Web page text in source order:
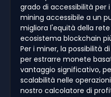
grado di accessibilità per
mining accessibile a un
migliora l'equità della
ecosistema blockchain
Per i miner, la possibilità
per estrarre monete
vantaggio significativo,
scalabilità nelle
nostro calcolatore di